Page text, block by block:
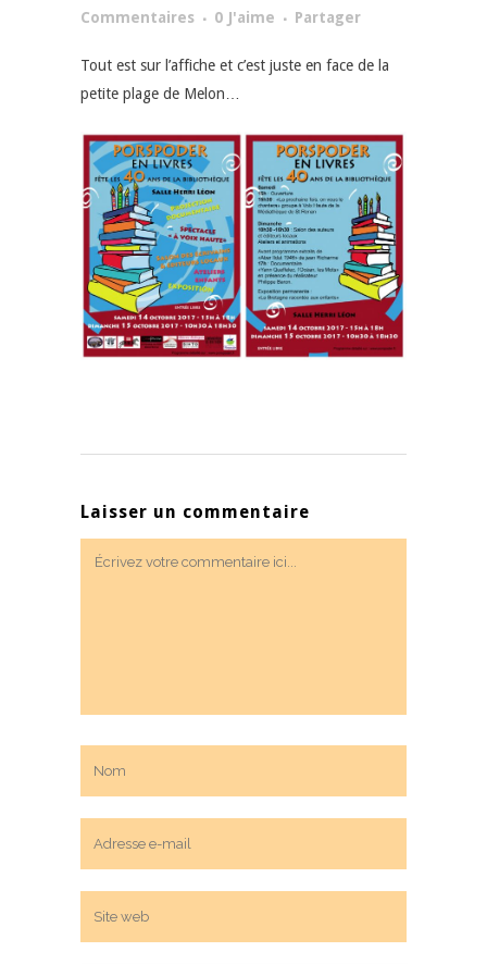
Commentaires
0 J'aime Partager
Tout est sur l’affiche et c’est juste en face de la
petite plage de Melon…
Laisser un commentaire